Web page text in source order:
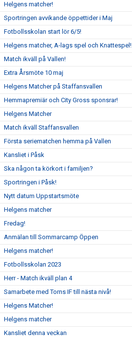
Helgens matcher!
Sportringen avvikande öppettider i Maj
Fotbollsskolan start lör 6/5!
Helgens matcher, A-lags spel och Knattespel!
Match ikväll på Vallen!
Extra Årsmöte 10 maj
Helgens Matcher på Staffansvallen
Hemmapremiär och City Gross sponsrar!
Helgens Matcher
Match ikväll Staffansvallen
Första seriematchen hemma på Vallen
Kansliet i Påsk
Ska någon ta körkort i familjen?
Sportringen i Påsk!
Nytt datum Uppstartsmöte
Helgens matcher
Fredag!
Anmälan till Sommarcamp Öppen
Helgens matcher!
Fotbollsskolan 2023
Herr - Match ikväll plan 4
Samarbete med Torns IF till nästa nivå!
Helgens Matcher!
Helgens matcher
Kansliet denna veckan